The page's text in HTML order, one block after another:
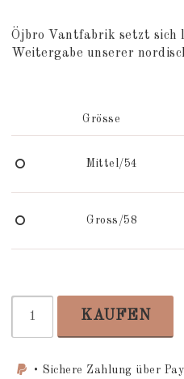
Öjbro Vantfabrik setzt sich
Weitergabe unserer
Grösse
Mittel/54
Gross/58
KAUFEN
• Sichere Zahlung über